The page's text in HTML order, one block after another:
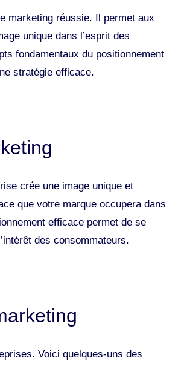
marketing réussie. Il permet aux
unique dans l’esprit des
fondamentaux du positionnement
stratégie efficace.
crée une image unique et
que votre marque occupera dans
efficace permet de se
des consommateurs.
Voici quelques-uns des